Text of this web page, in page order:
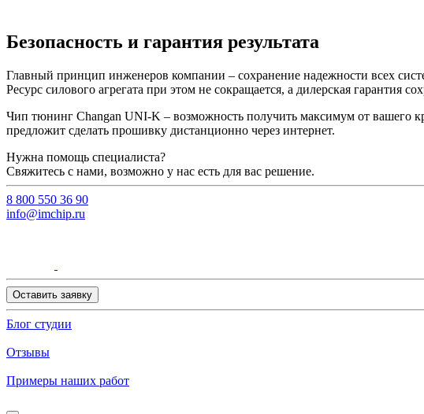
Безопасность и гарантия результата
Главный принцип инженеров компании – сохранение надежности всех
Ресурс силового агрегата при этом не сокращается, а дилерская гарантия
Чип тюнинг Changan UNI-K – возможность получить максимум от вашего
предложит сделать прошивку дистанционно через интернет.
Нужна помощь специалиста?
Свяжитесь с нами, возможно у нас есть для вас решение.
8 800 550 36 90
info@imchip.ru
Оставить заявку
Блог студии
Отзывы
Примеры наших работ